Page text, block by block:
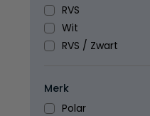
RVS
Wit
RVS / Zwart
Merk
Polar